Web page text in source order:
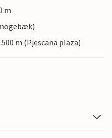
m
m (Pjescana plaza)